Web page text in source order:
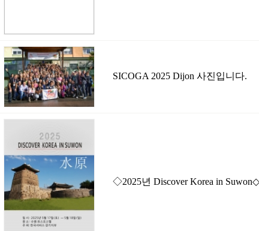
SICOGA 2025 Dijon 사진입니다.
◇2025년 Discover Korea in Suwon◇